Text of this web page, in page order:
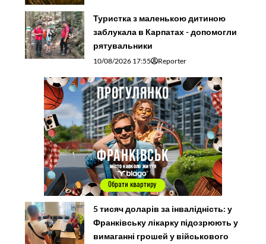
Туристка з маленькою дитиною
заблукала в Карпатах - допомогли
рятувальники
10/08/2026 17:55 Reporter
5 тисяч доларів за інвалідність: у
Франківську лікарку підозрюють у
вимаганні грошей у військового